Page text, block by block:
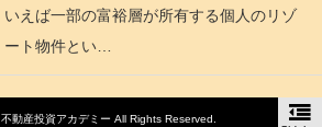
いえば一部の富裕層が所有する個人のリゾ
ート物件とい…
不動産投資アカデミー All Rights Reserved.